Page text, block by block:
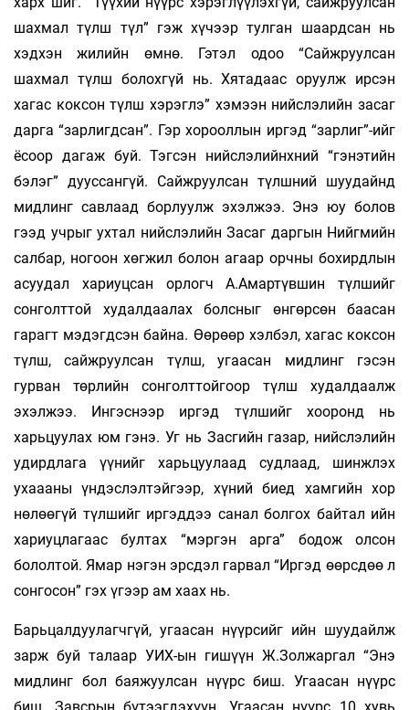
шахмал түлш түл” гэж хүчээр тулган шаардсан нь
хэдхэн жилийн өмнө. Гэтэл одоо “Сайжруулсан
шахмал түлш болохгүй нь. Хятадаас оруулж ирсэн
хагас коксон түлш хэрэглэ” хэмээн нийслэлийн засаг
дарга “зарлигдсан”. Гэр хорооллын иргэд “зарлиг”-ийг
ёсоор дагаж буй. Тэгсэн нийслэлийнхний “гэнэтийн
бэлэг” дууссангүй. Сайжруулсан түлшний шуудайнд
мидлинг савлаад борлуулж эхэлжээ. Энэ юу болов
гээд учрыг ухтал нийслэлийн Засаг даргын Нийгмийн
салбар, ногоон хөгжил болон агаар орчны бохирдлын
асуудал хариуцсан орлогч А.Амартүвшин түлшийг
сонголттой худалдаалах болсныг өнгөрсөн баасан
гарагт мэдэгдсэн байна. Өөрөөр хэлбэл, хагас коксон
түлш, сайжруулсан түлш, угаасан мидлинг гэсэн
гурван төрлийн сонголттойгоор түлш худалдаалж
эхэлжээ. Ингэснээр иргэд түлшийг хооронд нь
харьцуулах юм гэнэ. Уг нь Засгийн газар, нийслэлийн
удирдлага үүнийг харьцуулаад судлаад, шинжлэх
ухаааны үндэслэлтэйгээр, хүний биед хамгийн хор
нөлөөгүй түлшийг иргэддээ санал болгох байтал ийн
хариуцлагаас бултах “мэргэн арга” бодож олсон
бололтой. Ямар нэгэн эрсдэл гарвал “Иргэд өөрсдөө л
сонгосон” гэх үгээр ам хаах нь.
Барьцалдуулагчгүй, угаасан нүүрсийг ийн шуудайлж
зарж буй талаар УИХ-ын гишүүн Ж.Золжаргал “Энэ
мидлинг бол баяжуулсан нүүрс биш. Угаасан нүүрс
биш. Завсрын бүтээгдэхүүн. Угаасан нүүрс 10 хувь